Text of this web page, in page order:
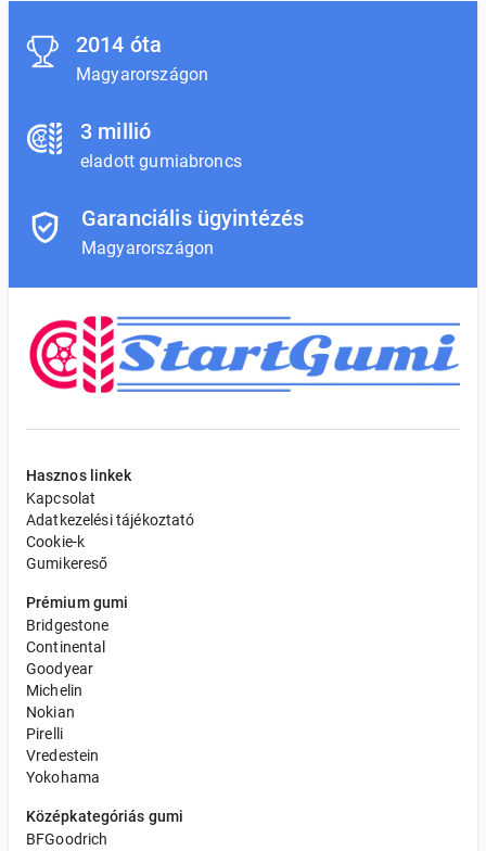
2014 óta
Magyarországon
3 millió
eladott gumiabroncs
Garanciális ügyintézés
Magyarországon
Hasznos linkek
Kapcsolat
Adatkezelési tájékoztató
Cookie-k
Gumikereső
Prémium gumi
Bridgestone
Continental
Goodyear
Michelin
Nokian
Pirelli
Vredestein
Yokohama
Középkategóriás gumi
BFGoodrich